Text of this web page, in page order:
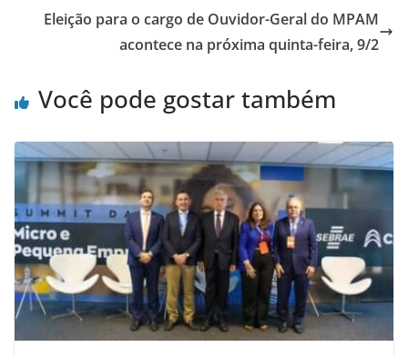
Eleição para o cargo de Ouvidor-Geral do MPAM
acontece na próxima quinta-feira, 9/2
Você pode gostar também